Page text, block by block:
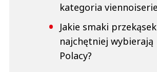
kategoria
Jakie smaki przekąsek
najchętniej wybierają
Polacy?